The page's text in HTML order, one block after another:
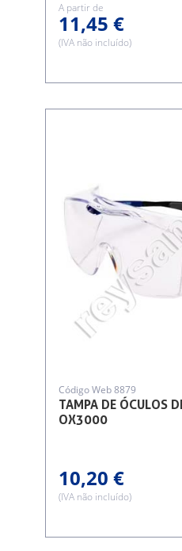
A partir de
11,45 €
(IVA não incluído)
TAMPA DE ÓCULOS
OX3000
Código Web 8879
10,20 €
(IVA não incluído)